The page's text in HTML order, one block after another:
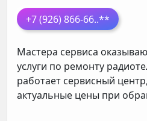
+7 (926) 866-66..**
Мастера сервиса
услуги по ремонту
работает сервисный
актуальные цены при